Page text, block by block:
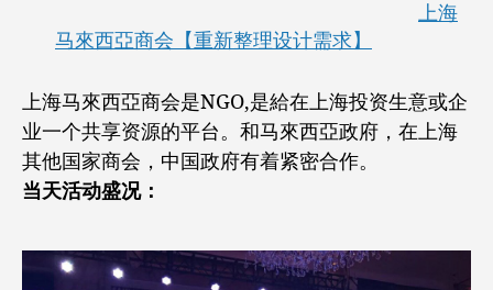
上海
马來西亞商会【重新整理设计需求】
上海马來西亞商会是NGO,是給在上海投资生意或企
业一个共享资源的平台。和马來西亞政府，在上海
其他国家商会，中国政府有着紧密合作。
当天活动盛况：